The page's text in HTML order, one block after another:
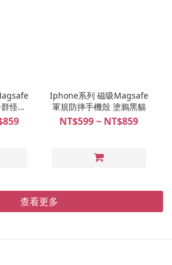
怪怪
Iphone系列 磁吸Magsafe
軍規防摔手機殼 塗鴉黑貓
NT$599 ~ NT$859
查看更多